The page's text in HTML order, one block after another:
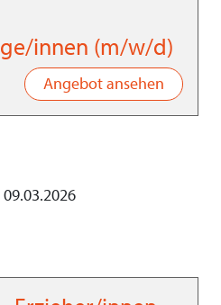
innen (m/w/d)
Angebot ansehen